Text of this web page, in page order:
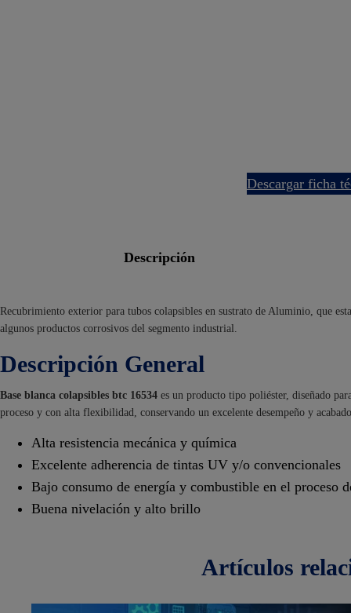
descargar ficha
descripción
Recubrimiento exterior para tubos colapsibles en sustrato de Aluminio, que
algunos productos corrosivos del segmento industrial.
Descripción General
Base blanca colapsibles btc 16534 es un producto tipo poliéster, diseñado
proceso y con alta flexibilidad, conservando un excelente desempeño y
Alta resistencia mecánica y química
Excelente adherencia de tintas UV y/o convencionales
Bajo consumo de energía y combustible en el proceso
Buena nivelación y alto brillo
artículos